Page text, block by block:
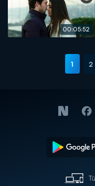
00:05:52
1 2